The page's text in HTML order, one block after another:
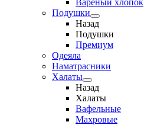
Вареный хлопок
Подушки
Назад
Подушки
Премиум
Одеяла
Наматрасники
Халаты
Назад
Халаты
Вафельные
Махровые